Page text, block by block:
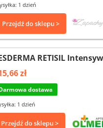
1 dzień
Przejdź do sklepu >
RETISIL
zł
dostawa
1 dzień
Przejdź do sklepu >